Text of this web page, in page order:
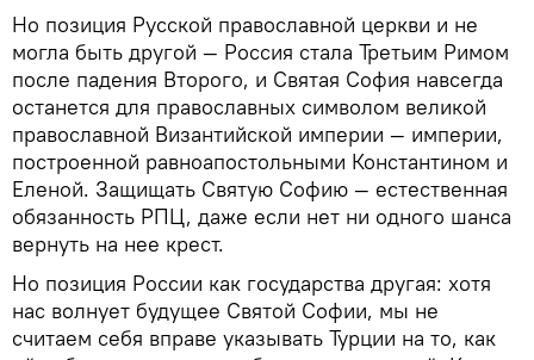
Но позиция Русской православной церкви и не
могла быть другой — Россия стала Третьим Римом
после падения Второго, и Святая София навсегда
останется для православных символом великой
православной Византийской империи — империи,
построенной равноапостольными Константином и
Еленой. Защищать Святую Софию — естественная
обязанность РПЦ, даже если нет ни одного шанса
вернуть на нее крест.
Но позиция России как государства другая: хотя
нас волнует будущее Святой Софии, мы не
считаем себя вправе указывать Турции на то, как